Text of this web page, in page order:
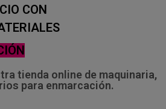
CON
tienda online de maquinaria,
para enmarcación.